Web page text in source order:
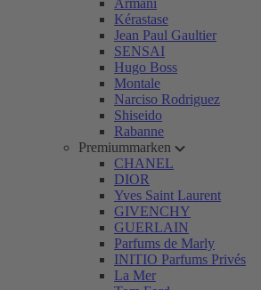
Armani
Kérastase
Jean Paul Gaultier
SENSAI
Hugo Boss
Montale
Narciso Rodriguez
Shiseido
Rabanne
Premiummarken
CHANEL
DIOR
Yves Saint Laurent
GIVENCHY
GUERLAIN
Parfums de Marly
INITIO Parfums Privés
La Mer